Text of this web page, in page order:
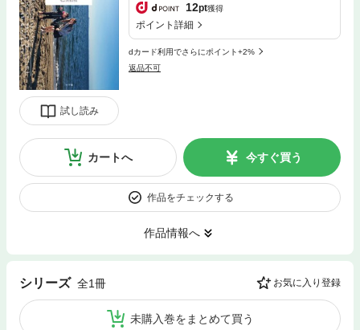
試し読み
12pt獲得
ポイント詳細
dカード利用でさらにポイント+2%
返品不可
カートへ 今すぐ買う
作品をチェックする
作品情報へ
シリーズ 全1冊 お気に入り登録
未購入巻をまとめて買う